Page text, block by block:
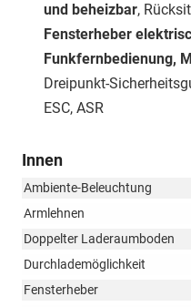
und beheizbar,
Fensterheber
Funkfernbedienung,
Dreipunkt-
ESC, ASR
Innen
Ambiente-Beleuchtung
Armlehnen
Doppelter Laderaumboden
Durchlademöglichkeit
Fensterheber